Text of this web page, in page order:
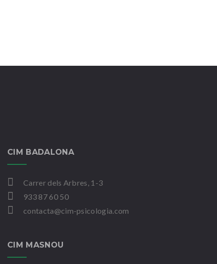
CIM BADALONA
Carrer dels Arbres, 1-3
933 87 60 50
contacta@cim-psicologia.com
CIM MASNOU